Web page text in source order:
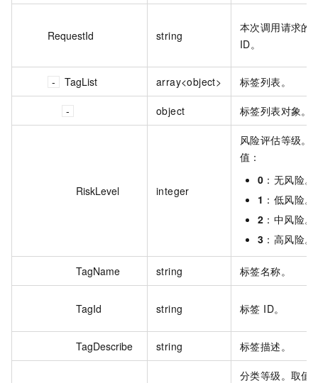
RequestId string
本次调用请求的
ID。
TagList array<object> 标签列表。
object 标签列表对象。
RiskLevel integer
风险评估等级。
值：
0 ：无风险。
1 ：低风险。
2 ：中风险。
3 ：高风险。
TagName string 标签名称。
TagId string 标签 ID。
TagDescribe string 标签描述。
分类等级。取值